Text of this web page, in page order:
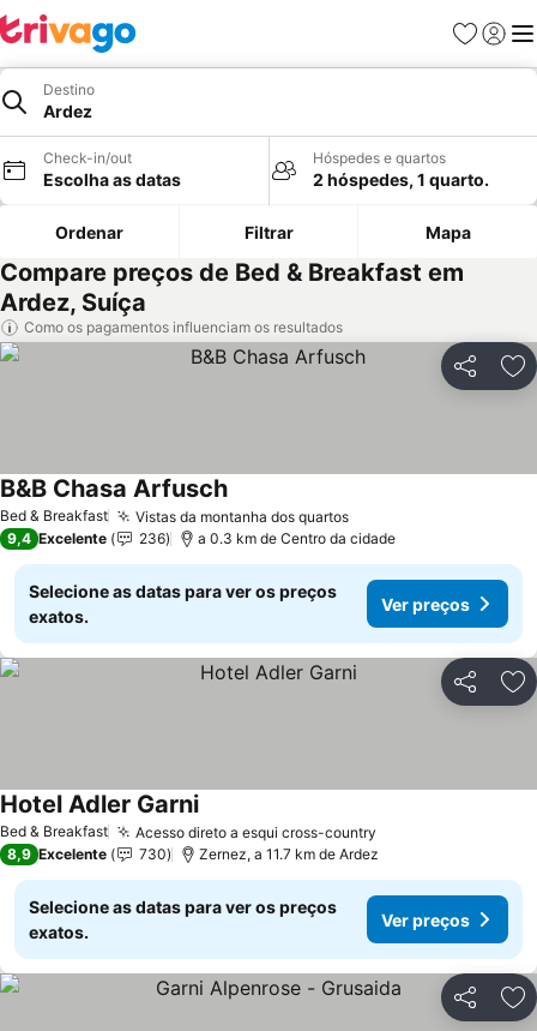
Favoritos
Iniciar
Destino
Ardez
Check-in/out
Escolha as datas
Hóspedes e quartos
2 hóspedes, 1 quarto.
Ordenar Filtrar Mapa
Compare preços de Bed & Breakfast em
Ardez, Suíça
Como os pagamentos influenciam os resultados
Partilhar
Bed & Breakfast Vistas da montanha dos quartos
B&B Chasa Arfusch
9,4 Excelente 236 a 0.3 km de Centro da cidade
Selecione as datas para ver os preços
exatos.
Ver preços
Partilhar
Bed & Breakfast Acesso direto a esqui cross-country
Hotel Adler Garni
8,9 Excelente 730 Zernez, a 11.7 km de Ardez
Selecione as datas para ver os preços
exatos.
Ver preços
Partilhar